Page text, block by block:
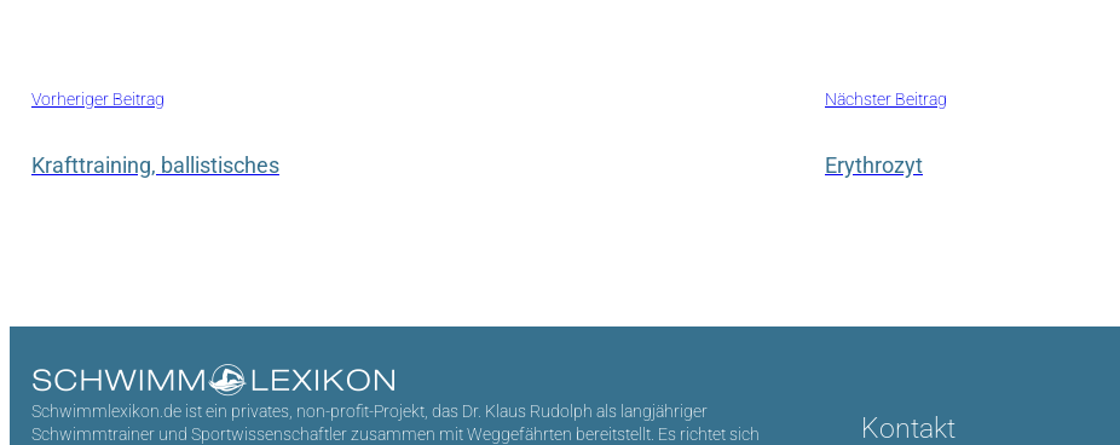
Vorheriger Beitrag
Krafttraining, ballistisches
Nächster Beitrag
Erythrozyt
Schwimmlexikon.de ist ein privates, non-profit-Projekt, das Dr. Klaus Rudolph als langjähriger
Schwimmtrainer und Sportwissenschaftler zusammen mit Weggefährten bereitstellt. Es richtet sich
Kontakt